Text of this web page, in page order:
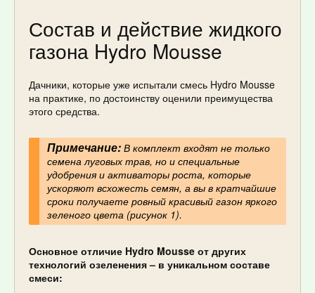
Состав и действие жидкого
газона Hydro Mousse
Дачники, которые уже испытали смесь Hydro Mousse
на практике, по достоинству оценили преимущества
этого средства.
Примечание:В комплект входят не только
семена луговых трав, но и специальные
удобрения и активаторы роста, которые
ускоряют всхожесть семян, а вы в кратчайшие
сроки получаете ровный красивый газон яркого
зеленого цвета (рисунок 1).
Основное отличие Hydro Mousse от других
технологий озеленения – в уникальном составе
смеси: